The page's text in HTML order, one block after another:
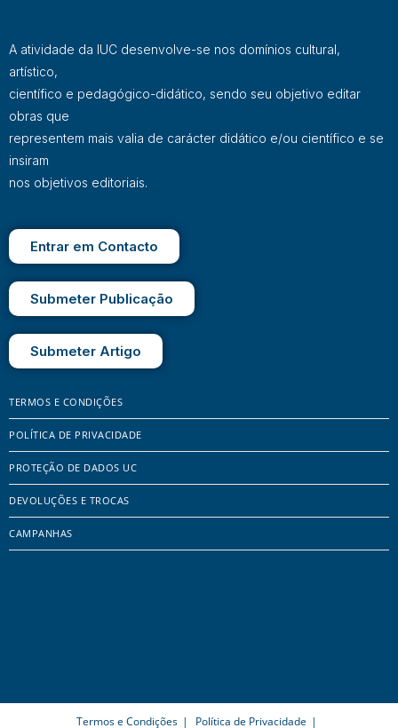
A atividade da IUC desenvolve-se nos domínios cultural,
artístico,
científico e pedagógico-didático, sendo seu objetivo editar
obras que
representem mais valia de carácter didático e/ou científico e se
insiram
nos objetivos editoriais.
Entrar em Contacto
Submeter Publicação
Submeter Artigo
TERMOS E CONDIÇÕES
POLÍTICA DE PRIVACIDADE
PROTEÇÃO DE DADOS UC
DEVOLUÇÕES E TROCAS
CAMPANHAS
Termos e Condições Política de Privacidade